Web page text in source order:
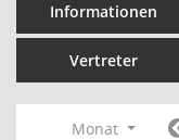
Informationen
Vertreter
Monat